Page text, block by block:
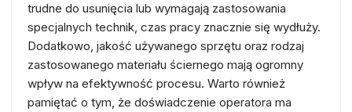
trudne do usunięcia lub wymagają zastosowania
specjalnych technik, czas pracy znacznie się wydłuży.
Dodatkowo, jakość używanego sprzętu oraz rodzaj
zastosowanego materiału ściernego mają ogromny
wpływ na efektywność procesu. Warto również
pamiętać o tym, że doświadczenie operatora ma